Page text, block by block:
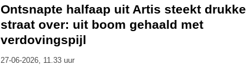
Ontsnapte halfaap uit Artis steekt drukke
straat over: uit boom gehaald met
verdovingspijl
27-06-2026, 11.33 uur